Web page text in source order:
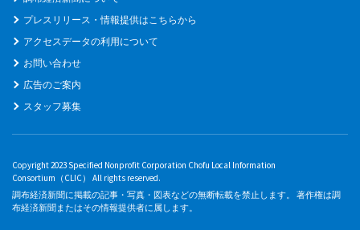
プレスリリース・情報提供はこちらから
アクセスデータの利用について
お問い合わせ
広告のご案内
スタッフ募集
Copyright 2023 Specified Nonprofit Corporation Chofu Local Information
Consortium（CLIC） All rights reserved.
調布経済新聞に掲載の記事・写真・図表などの無断転載を禁止します。 著作権は調
布経済新聞またはその情報提供者に属します。